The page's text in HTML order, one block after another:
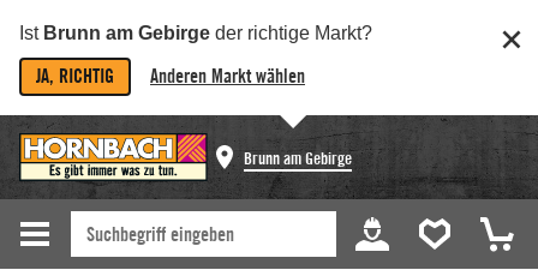
Ist Brunn am Gebirge der richtige Markt?
JA, RICHTIG Anderen Markt wählen
Brunn am Gebirge